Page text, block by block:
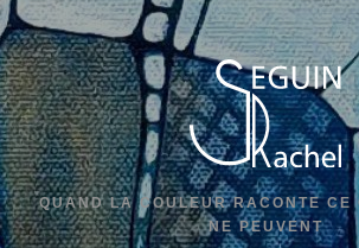
QUAND LA COULEUR RACONTE CE
NE PEUVENT